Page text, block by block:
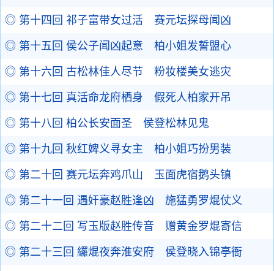
◎ 第十四回 祁子富带女过活 赛元坛探母闻凶
◎ 第十五回 侯公子闻凶起意 柏小姐发誓盟心
◎ 第十六回 古松林佳人尽节 粉妆楼美女逃灾
◎ 第十七回 真活命龙府栖身 假死人柏家开吊
◎ 第十八回 柏公长安面圣 侯登松林见鬼
◎ 第十九回 秋红婢义寻女主 柏小姐巧扮男装
◎ 第二十回 赛元坛奔鸡爪山 玉面虎宿鹅头镇
◎ 第二十一回 遇奸豪赵胜逢凶 施猛勇罗焜仗义
◎ 第二十二回 写玉版赵胜传音 赠黄金罗焜寄信
◎ 第二十三回 纙焜夜奔淮安府 侯登晓入锦亭衙